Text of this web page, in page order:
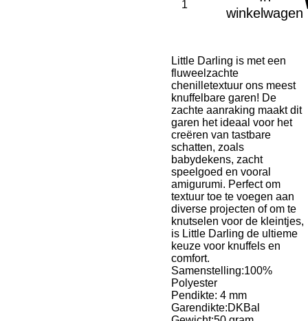
winkelwagen
Little Darling is met een
fluweelzachte
chenilletextuur ons meest
knuffelbare garen! De
zachte aanraking maakt dit
garen het ideaal voor het
creëren van tastbare
schatten, zoals
babydekens, zacht
speelgoed en vooral
amigurumi. Perfect om
textuur toe te voegen aan
diverse projecten of om te
knutselen voor de kleintjes,
is Little Darling de ultieme
keuze voor knuffels en
comfort.
Samenstelling:100%
Polyester
Pendikte: 4 mm
Garendikte:DKBal